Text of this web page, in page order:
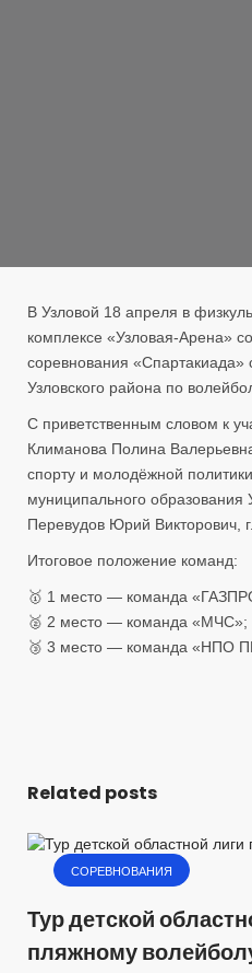
В Узловой 18 апреля в
комплексе «Узловая‑Арена»
соревнования «Спартакиада»
Узловского района по
С приветственным словом к
Климанова Полина
спорту и молодёжной
муниципального образования
Перевудов Юрий Викторович,
Итоговое положение команд:
🥇 1 место — команда
🥈 2 место — команда «МЧС»;
🥉 3 место — команда «НПО
Related posts
СОРЕВНОВАНИЯ
Тур детской
пляжному